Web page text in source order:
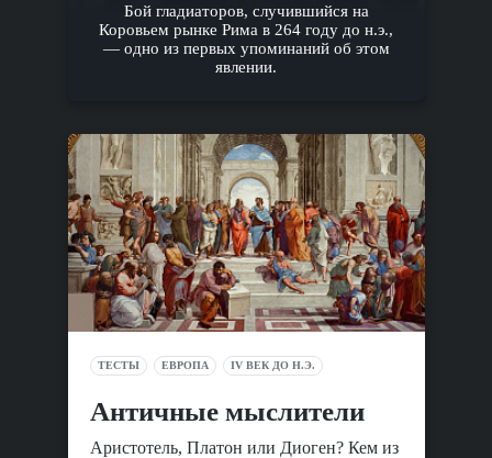
Бой гладиаторов, случившийся на
Коровьем рынке Рима в 264 году до н.э.,
— одно из первых упоминаний об этом
явлении.
ТЕСТЫ ЕВРОПА IV ВЕК ДО Н.Э.
Античные мыслители
Аристотель, Платон или Диоген? Кем из